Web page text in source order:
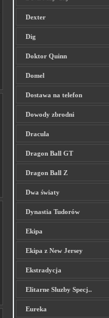
Dexter
Dig
Doktor Quinn
Domel
Dostawa na telefon
Dowody zbrodni
Dracula
Dragon Ball GT
Dragon Ball Z
Dwa światy
Dynastia Tudorów
Ekipa
Ekipa z New Jersey
Ekstradycja
Elitarne Sluzby Specj..
Eureka